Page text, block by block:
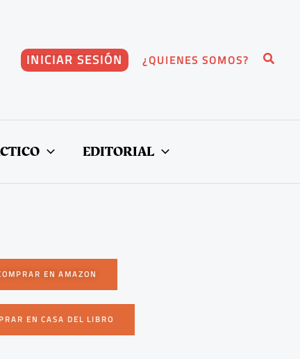
INICIAR SESIÓN ¿QUIENES SOMOS? Buscar
EDITORIAL
EN AMAZON
EN CASA DEL LIBRO